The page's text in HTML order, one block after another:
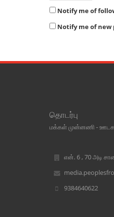
Notify me of
Notify me of new
தொடர்பு
மக்கள் முன்னணி -
என். 6 , 70 அடி
9384640622